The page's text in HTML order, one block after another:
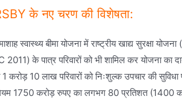
के नए चरण की विशेषता:
स्वास्थ्य बीमा योजना में राष्ट्रीय खाद्य सुरक्षा
के पात्र परिवारों को भी शामिल कर योजना का
10 लाख परिवारों को निःशुल्क उपचार की सुविधा
1750 करोड़ रुपए का लगभग 80 प्रतिशत (1400